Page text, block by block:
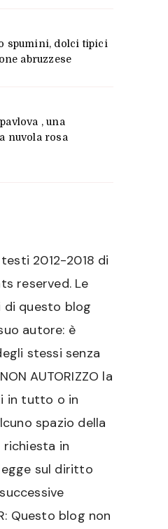
spumini, dolci tipici
abruzzese
, una
nuvola rosa
2012-2018 di
reserved. Le
di questo blog
autore: è
stessi senza
AUTORIZZO la
in tutto o in
spazio della
richiesta in
sul diritto
Questo blog non